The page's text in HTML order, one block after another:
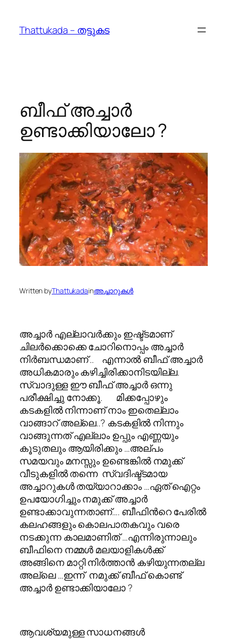
content
Thattukada – തട്ടുകട
ബീഫ് അച്ചാര്‍
ഉണ്ടാക്കിയാലോ ?
Written byThattukadainഅച്ചാറുകള്‍
അച്ചാര്‍ എല്ലാവര്‍ക്കും ഇഷ്ട്ടമാണ്
ചിലര്‍ക്കൊക്കെ ചോറിനൊപ്പം അച്ചാര്‍
നിര്‍ബന്ധമാണ്‌ .. എന്നാൽ ബീഫ് അച്ചാർ
അധികമാരും കഴിച്ചിരിക്കാനിടയില്ല.
സ്വാദുള്ള ഈ ബീഫ് അച്ചാർ ഒന്നു
പരീക്ഷിച്ചു നോക്കൂ. മിക്കപ്പോഴും
കടകളില്‍ നിന്നാണ് നാം ഇതെല്ലാം
വാങ്ങാറ് അല്ലെ..? കടകളില്‍ നിന്നും
വാങ്ങുന്നത് എല്ലാം ഉപ്പും എണ്ണയും
കൂടുതലും ആയിരിക്കും …അല്പം
സമയവും മനസ്സും ഉണ്ടെങ്കില്‍ നമുക്ക്
വീടുകളില്‍ തന്നെ സ്വദിഷ്ട്ടമായ
അച്ചാറുകള്‍ തയ്യാറാക്കാം …ഏത് ഐറ്റം
ഉപയോഗിച്ചും നമുക്ക് അച്ചാര്‍
ഉണ്ടാക്കാവുന്നതാണ്…. ബീഫിന്‍റെ പേരില്‍
കലഹങ്ങളും കൊലപാതകവും വരെ
നടക്കുന്ന കാലമാണിത് …എന്നിരുന്നാലും
ബീഫിനെ നമ്മള്‍ മലയാളികള്‍ക്ക്
അങ്ങിനെ മാറ്റി നിര്‍ത്താന്‍ കഴിയുന്നതല്ല
അല്ലെ …ഇന്ന് നമുക്ക് ബീഫ് കൊണ്ട്
അച്ചാര്‍ ഉണ്ടാക്കിയാലോ ?
ആവശ്യമുള്ള സാധനങ്ങൾ